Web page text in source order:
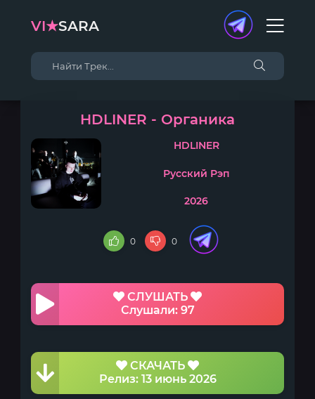
VI★SARA
HDLINER - Органика
HDLINER
Русский Рэп
2026
0 0
СЛУШАТЬ
Слушали: 97
СКАЧАТЬ
Релиз: 13 июнь 2026